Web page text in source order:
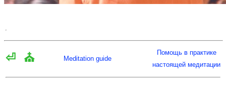
⏎ ⛪ Meditation guide
Помощь в практике
настоящей медитации